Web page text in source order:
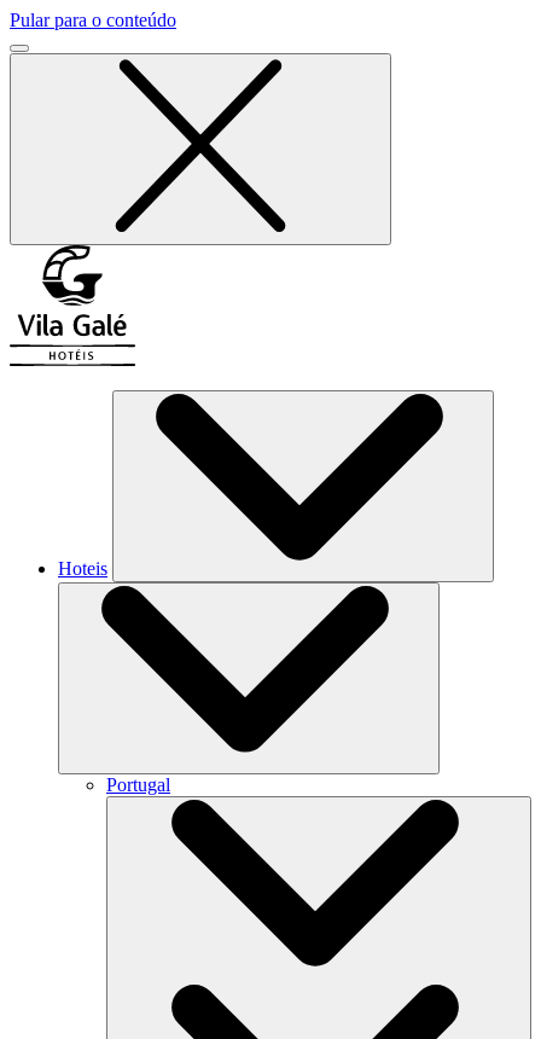
Pular para o conteúdo
Hoteis
Portugal